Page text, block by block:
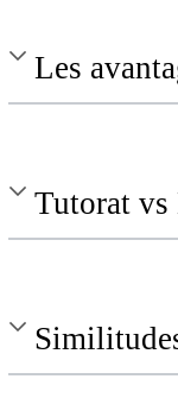
Les
Tutorat vs